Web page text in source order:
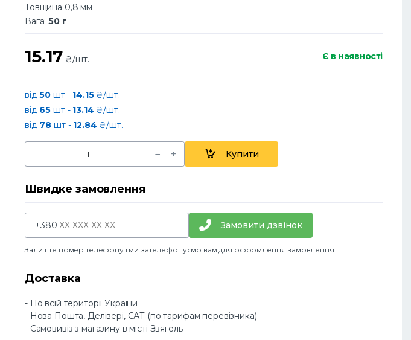
Товщина 0,8 мм
Вага:50 г
15.17 ₴/шт. Є в наявності
від50 шт - 14.15₴/шт.
від 65 шт - 13.14 ₴/шт.
від 78 шт - 12.84 ₴/шт.
Купити
Швидке замовлення
+380 Замовити дзвінок
Залиште номер телефону і ми зателефонуємо вам для оформлення замовлення
Доставка
- По всій території України
- Нова Пошта, Делівері, САТ (по тарифам перевізника)
- Самовивіз з магазину в місті Звягель